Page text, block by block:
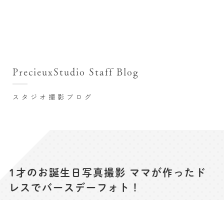
七五三お参り用着物レンタル
お宮参り写真撮影
ハーフバースデー撮影
卒業袴･卒業写真撮影
入園入学･卒園卒業記念撮影
記念撮影コラム
スタジオ撮影ブログ
PrecieuxStudio Staff Blog
1才のお誕生日写真撮影 ママが作ったド
レスでバースデーフォト！